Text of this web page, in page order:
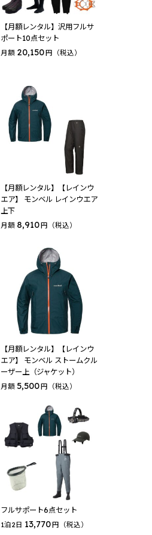
【月額レンタル】沢用フルサ
ポート10点セット
月額 20,150円（税込）
【月額レンタル】【レインウ
エア】 モンベル レインウエア
上下
月額 8,910円（税込）
【月額レンタル】【レインウ
エア】 モンベル ストームクル
ーザー上（ジャケット）
月額 5,500円（税込）
フルサポート6点セット
1泊2日 13,770円（税込）